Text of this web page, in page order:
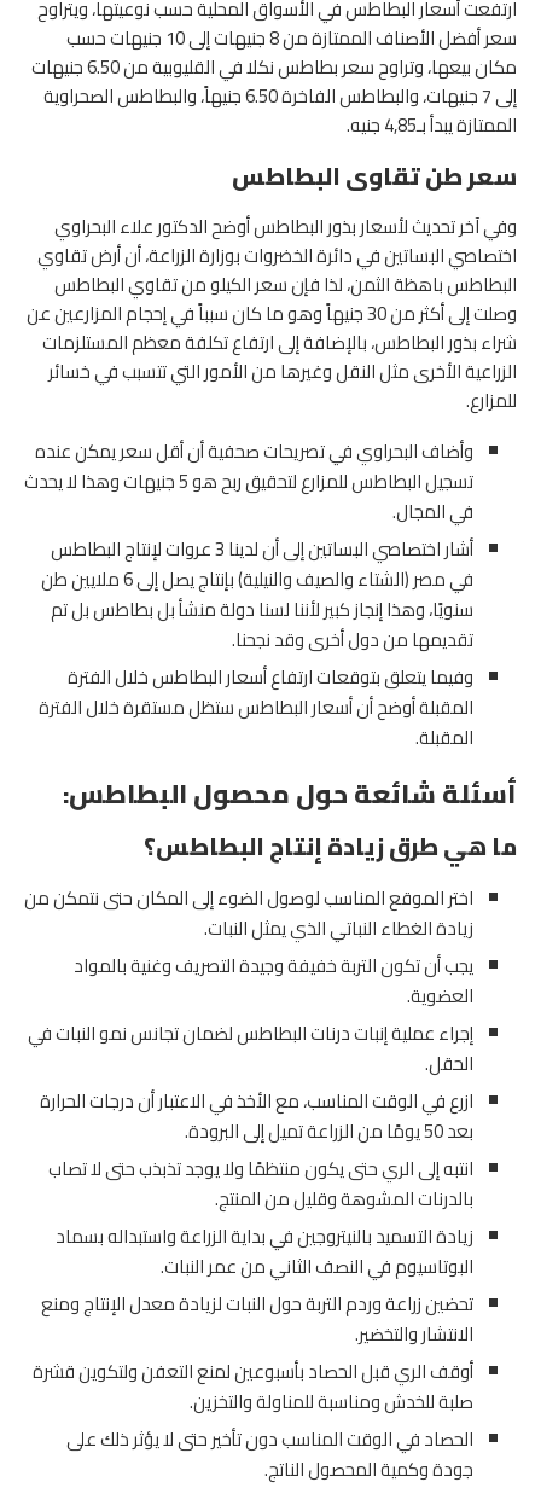
ارتفعت أسعار البطاطس في الأسواق المحلية حسب نوعيتها، ويتراوح
سعر أفضل الأصناف الممتازة من 8 جنيهات إلى 10 جنيهات حسب
مكان بيعها، وتراوح سعر بطاطس نكلا في القليوبية من 6.50 جنيهات
إلى 7 جنيهات، والبطاطس الفاخرة 6.50 جنيهاً، والبطاطس الصحراوية
الممتازة يبدأ بـ4,85 جنيه.
سعر طن تقاوى البطاطس
وفي آخر تحديث لأسعار بذور البطاطس أوضح الدكتور علاء البحراوي
اختصاصي البساتين في دائرة الخضروات بوزارة الزراعة، أن أرض تقاوي
البطاطس باهظة الثمن، لذا فإن سعر الكيلو من تقاوي البطاطس
وصلت إلى أكثر من 30 جنيهاً وهو ما كان سبباً في إحجام المزارعين عن
شراء بذور البطاطس، بالإضافة إلى ارتفاع تكلفة معظم المستلزمات
الزراعية الأخرى مثل النقل وغيرها من الأمور التي تتسبب في خسائر
للمزارع.
وأضاف البحراوي في تصريحات صحفية أن أقل سعر يمكن عنده
تسجيل البطاطس للمزارع لتحقيق ربح هو 5 جنيهات وهذا لا يحدث
في المجال.
أشار اختصاصي البساتين إلى أن لدينا 3 عروات لإنتاج البطاطس
في مصر (الشتاء والصيف والنيلية) بإنتاج يصل إلى 6 ملايين طن
سنويًا، وهذا إنجاز كبير لأننا لسنا دولة منشأ بل بطاطس بل تم
تقديمها من دول أخرى وقد نجحنا.
وفيما يتعلق بتوقعات ارتفاع أسعار البطاطس خلال الفترة
المقبلة أوضح أن أسعار البطاطس ستظل مستقرة خلال الفترة
المقبلة.
أسئلة شائعة حول محصول البطاطس:
ما هي طرق زيادة إنتاج البطاطس؟
اختر الموقع المناسب لوصول الضوء إلى المكان حتى نتمكن من
زيادة الغطاء النباتي الذي يمثل النبات.
يجب أن تكون التربة خفيفة وجيدة التصريف وغنية بالمواد
العضوية.
إجراء عملية إنبات درنات البطاطس لضمان تجانس نمو النبات في
الحقل.
ازرع في الوقت المناسب، مع الأخذ في الاعتبار أن درجات الحرارة
بعد 50 يومًا من الزراعة تميل إلى البرودة.
انتبه إلى الري حتى يكون منتظمًا ولا يوجد تذبذب حتى لا تصاب
بالدرنات المشوهة وقليل من المنتج.
زيادة التسميد بالنيتروجين في بداية الزراعة واستبداله بسماد
البوتاسيوم في النصف الثاني من عمر النبات.
تحضين زراعة وردم التربة حول النبات لزيادة معدل الإنتاج ومنع
الانتشار والتخضير.
أوقف الري قبل الحصاد بأسبوعين لمنع التعفن ولتكوين قشرة
صلبة للخدش ومناسبة للمناولة والتخزين.
الحصاد في الوقت المناسب دون تأخير حتى لا يؤثر ذلك على
جودة وكمية المحصول الناتج.